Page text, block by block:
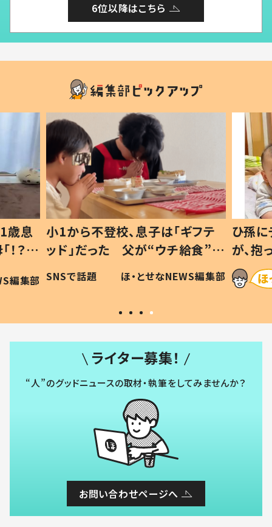
6位以降はこちら
歳息
？」
編集部
小1から不登校、息子は「ギフテ
ッド」だった 父が“ウチ給食”を
作り続ける理由とは #令和の親
#令和の子
SNSで話題 ほ・とせなNEWS編集部
ひ孫
が、
「涙が
い」
ライター募集！
“人”のグッドニュースの取材・執筆をしてみませんか？
お問い合わせページへ